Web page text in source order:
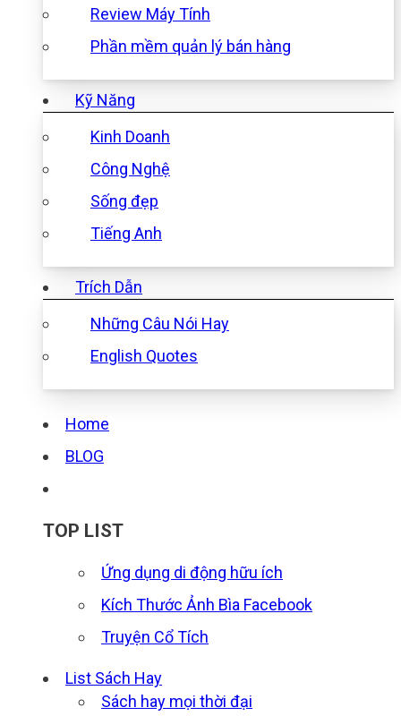
Review Máy Tính
Phần mềm quản lý bán hàng
Kỹ Năng
Kinh Doanh
Công Nghệ
Sống đẹp
Tiếng Anh
Trích Dẫn
Những Câu Nói Hay
English Quotes
Home
BLOG
TOP LIST
Ứng dụng di động hữu ích
Kích Thước Ảnh Bìa Facebook
Truyện Cổ Tích
List Sách Hay
Sách hay mọi thời đại